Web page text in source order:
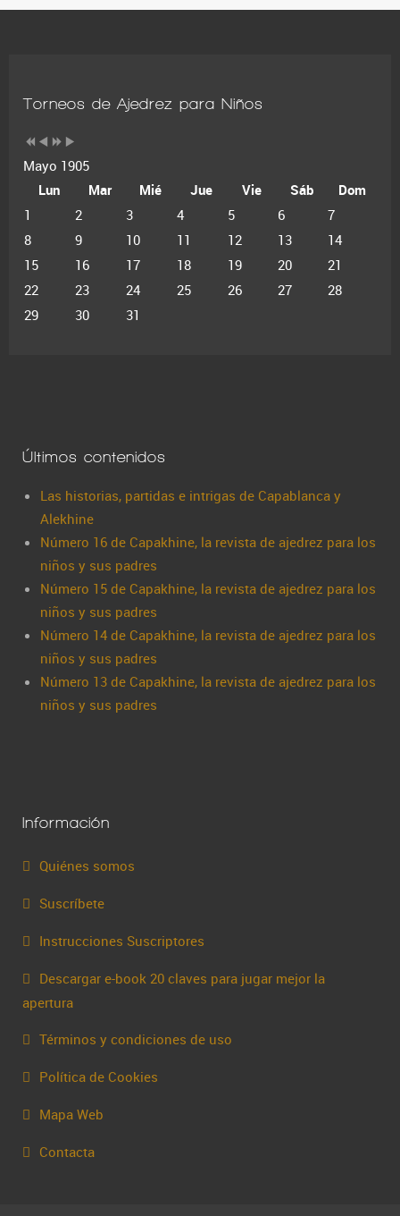
Torneos de Ajedrez para Niños
Mayo 1905
Lun
Mar Mié Jue Vie Sáb
Dom
1
2 3 4 5 6
7
8
9 10 11 12 13
14
15
16 17 18 19 20
21
22
23 24 25 26 27
28
29
30 31
Últimos contenidos
Las historias, partidas e intrigas de Capablanca y
Alekhine
Número 16 de Capakhine, la revista de ajedrez para los
niños y sus padres
Número 15 de Capakhine, la revista de ajedrez para los
niños y sus padres
Número 14 de Capakhine, la revista de ajedrez para los
niños y sus padres
Número 13 de Capakhine, la revista de ajedrez para los
niños y sus padres
Información
Quiénes somos
Suscríbete
Instrucciones Suscriptores
Descargar e-book 20 claves para jugar mejor la
apertura
Términos y condiciones de uso
Política de Cookies
Mapa Web
Contacta